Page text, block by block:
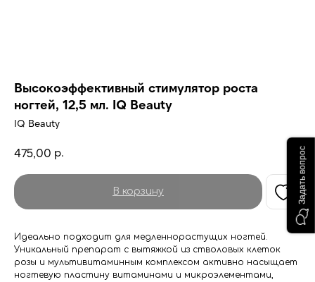
Высокоэффективный стимулятор роста
ногтей, 12,5 мл. IQ Beauty
IQ Beauty
475,00 р.
В корзину
Идеально подходит для медленнорастущих ногтей.
Уникальный препарат с вытяжкой из стволовых клеток
розы и мультивитаминным комплексом активно насыщает
ногтевую пластину витаминами и микроэлементами,
Задать вопрос